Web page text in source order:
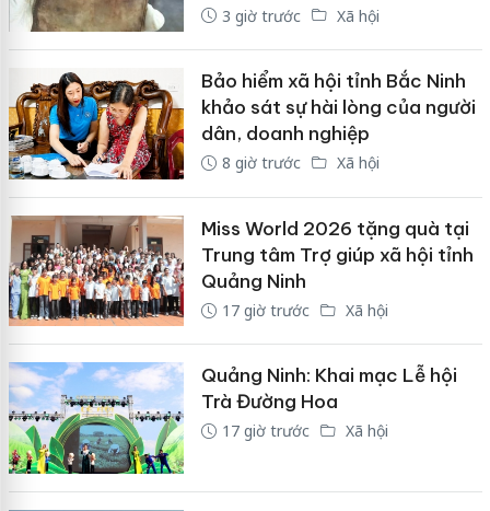
3 giờ trước Xã hội
Bảo hiểm xã hội tỉnh Bắc Ninh
khảo sát sự hài lòng của người
dân, doanh nghiệp
8 giờ trước Xã hội
Miss World 2026 tặng quà tại
Trung tâm Trợ giúp xã hội tỉnh
Quảng Ninh
17 giờ trước Xã hội
Quảng Ninh: Khai mạc Lễ hội
Trà Đường Hoa
17 giờ trước Xã hội